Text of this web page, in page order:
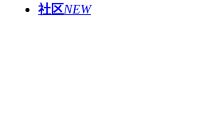
社区NEW